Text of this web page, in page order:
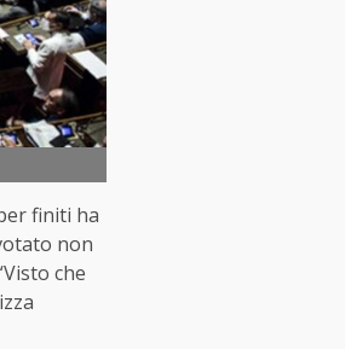
finiti ha
non
che